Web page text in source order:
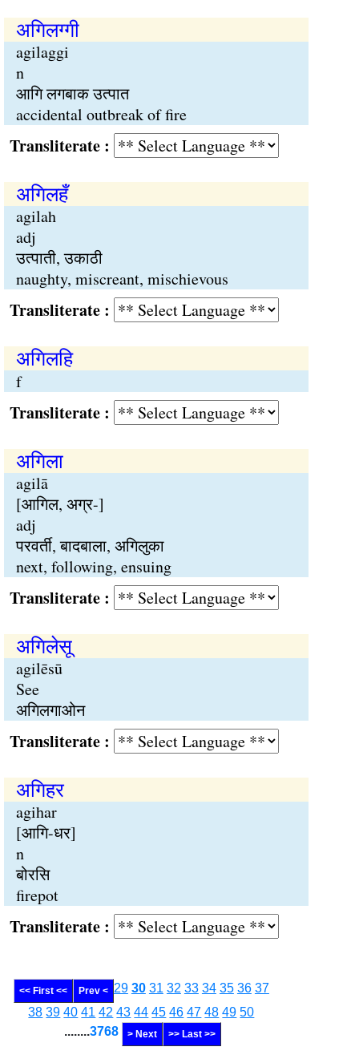
अगिलग्गी
agilaggi
n
आगि लगबाक उत्पात
accidental outbreak of fire
:
अगिलहँ
agilah
adj
उत्पाती, उकाठी
naughty, miscreant, mischievous
:
अगिलहि
f
:
अगिला
agilā
[आगिल, अग्र-]
adj
परवर्ती, बादबाला, अगिलुका
next, following, ensuing
:
अगिलेसू
agilēsū
See
अगिलगाओन
:
अगिहर
agihar
[आगि-धर]
n
बोरसि
firepot
:
<< First << Prev < 29 30 31 32 33 34 35 36 37
38 39 40 41 42 43 44 45 46 47 48 49 50
........3768 > Next >> Last >>